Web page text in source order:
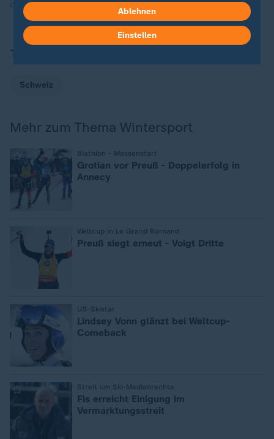
Quelle:
Thema
Schweiz
Mehr zum Thema Wintersport
Biathlon - Massenstart
:
Grotian vor Preuß - Doppelerfolg in
Annecy
Weltcup in Le Grand Bornand
Preuß siegt erneut - Voigt Dritte
US-Skistar
Lindsey Vonn glänzt bei Weltcup-
Comeback
Streit um Ski-Medienrechte
:
Fis erreicht Einigung im
Vermarktungsstreit
Ablehnen
Einstellen